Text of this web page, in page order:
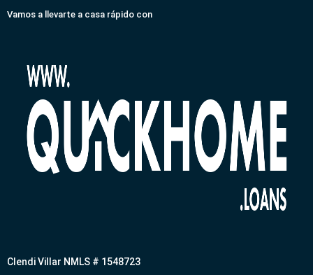
Vamos a llevarte a casa rápido con
Clendi Villar NMLS # 1548723